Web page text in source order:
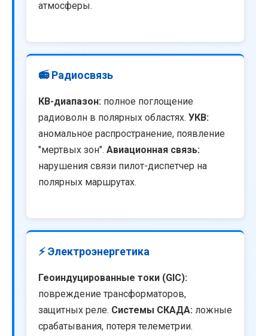
атмосферы.
📻 Радиосвязь
КВ-диапазон: полное поглощение
радиоволн в полярных областях. УКВ:
аномальное распространение, появление
"мертвых зон". Авиационная связь:
нарушения связи пилот-диспетчер на
полярных маршрутах.
⚡ Электроэнергетика
Геоиндуцированные токи (GIC):
повреждение трансформаторов,
защитных реле. Системы СКАДА: ложные
срабатывания, потеря телеметрии.